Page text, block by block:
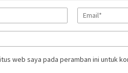
web saya pada peramban ini untuk